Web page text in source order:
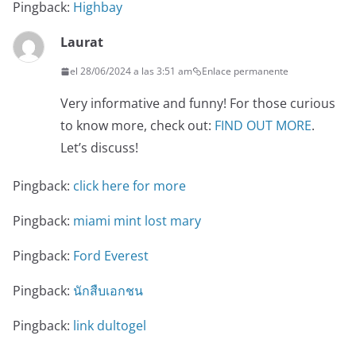
Pingback: Highbay
Laurat
el 28/06/2024 a las 3:51 am Enlace permanente
Very informative and funny! For those curious
to know more, check out: FIND OUT MORE.
Let’s discuss!
Pingback: click here for more
Pingback: miami mint lost mary
Pingback: Ford Everest
Pingback: นักสืบเอกชน
Pingback: link dultogel